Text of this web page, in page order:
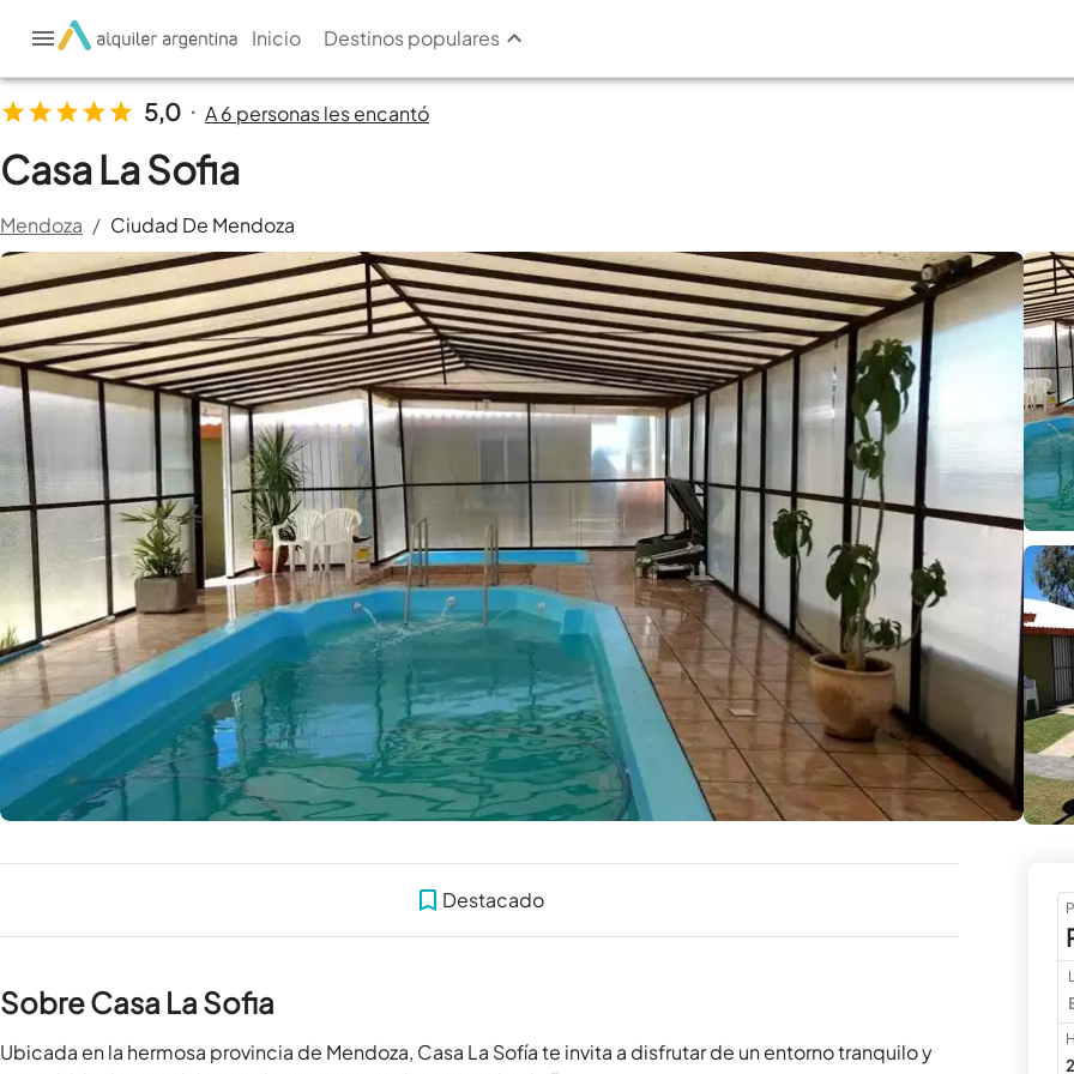
Inicio Destinos populares
5,0 • A 6 personas les encantó
Casa La Sofia
Mendoza / Ciudad De Mendoza
Destacado
Sobre Casa La Sofia
Ubicada en la hermosa provincia de Mendoza, Casa La Sofía te invita a disfrutar de un entorno tranquilo y